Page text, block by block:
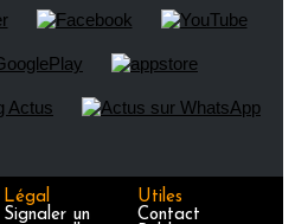
Légal
Signaler un
Utiles
Contact